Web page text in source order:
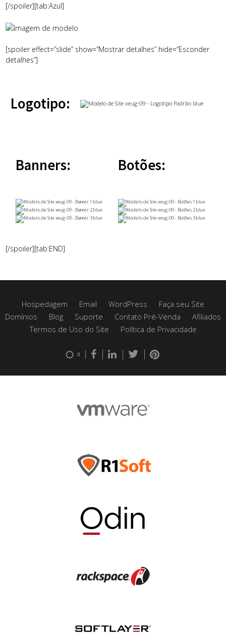
[/spoiler][tab:Azul]
[spoiler effect=”slide” show=”Mostrar detalhes” hide=”Esconder
detalhes”]
Logotipo:
Banners: Botões:
[/spoiler][tab:END]
Hospedagem Email WordPress
Faça seu Site
Domínios
Blog Suporte Contato Pré-Venda
Afiliados
Termos de Uso do Site
Política de Privacidade
0